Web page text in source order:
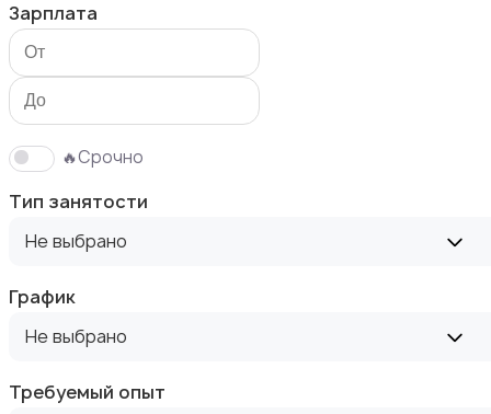
Высший менеджмент
Зарплата
🔥Срочно
Тип занятости
Не выбрано
График
Не выбрано
Требуемый опыт